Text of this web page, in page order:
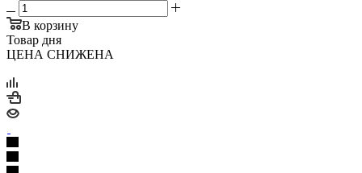
В корзину
Товар дня
ЦЕНА СНИЖЕНА